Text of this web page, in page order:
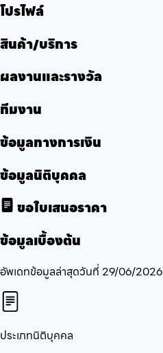
โปรไฟล์
สินค้า/บริการ
ผลงานและรางวัล
ทีมงาน
ข้อมูลทางการเงิน
ข้อมูลนิติบุคคล
ขอใบเสนอราคา
ข้อมูลเบื้องต้น
อัพเดทข้อมูลล่าสุดวันที่ 29/06/2026
ประเภทนิติบุคคล